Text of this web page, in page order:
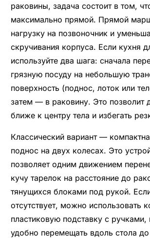
раковины, задача состоит в том,
максимально прямой. Прямой
нагрузку на позвоночник и
скручивания корпуса. Если кухня
используйте два шага: сначала
грязную посуду на небольшую
поверхность (поднос, лоток или
затем — в раковину. Это позволит
ближе к центру тела и избегать
Классический вариант —
поднос на двух колесах. Это
позволяет одним движением
кучу тарелок на расстояние до
тянущихся блоками под рукой.
отсутствует, можно использовать
пластиковую подставку с
удобно перемещать вдоль стола